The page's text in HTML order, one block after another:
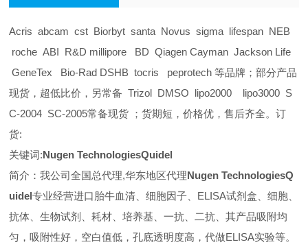
Acris abcam cst Biorbyt santa Novus sigma lifespan NEB
roche ABI R&D millipore BD Qiagen Cayman Jackson Life
GeneTex Bio-Rad DSHB tocris peprotech 等品牌；部分产品
现货，超低比价，另常备 Trizol DMSO lipo2000 lipo3000 S
C-2004 SC-2005常备现货 ；货期短，价格优，售后齐全。订
货:
关键词:Nugen TechnologiesQuidel
简介：我公司全国总代理,华东地区代理Nugen TechnologiesQ
uidel专业经营进口胎牛血清、细胞因子、ELISA试剂盒、细胞、
抗体、生物试剂、耗材、培养基、一抗、二抗、其产品吸附均
匀，吸附性好，空白值低，孔底透明度高，代做ELISA实验等。